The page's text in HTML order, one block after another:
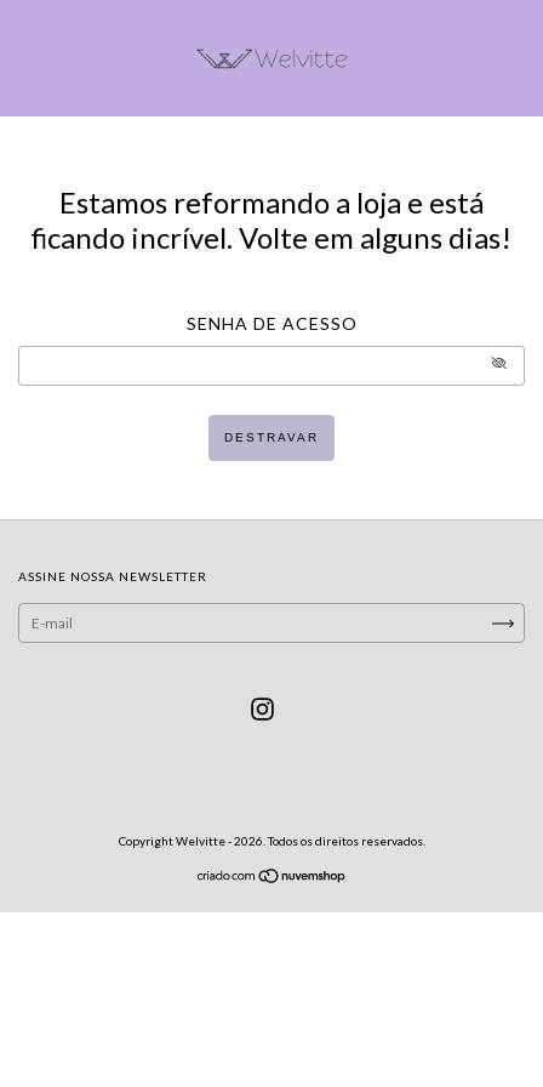
Estamos reformando a loja e está
ficando incrível. Volte em alguns dias!
SENHA DE ACESSO
DESTRAVAR
ASSINE NOSSA NEWSLETTER
Copyright Welvitte - 2026. Todos os direitos reservados.